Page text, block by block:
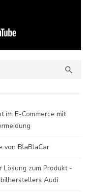

im E-Commerce mit
von BlaBlaCar
Lösung zum Produkt -
Audi